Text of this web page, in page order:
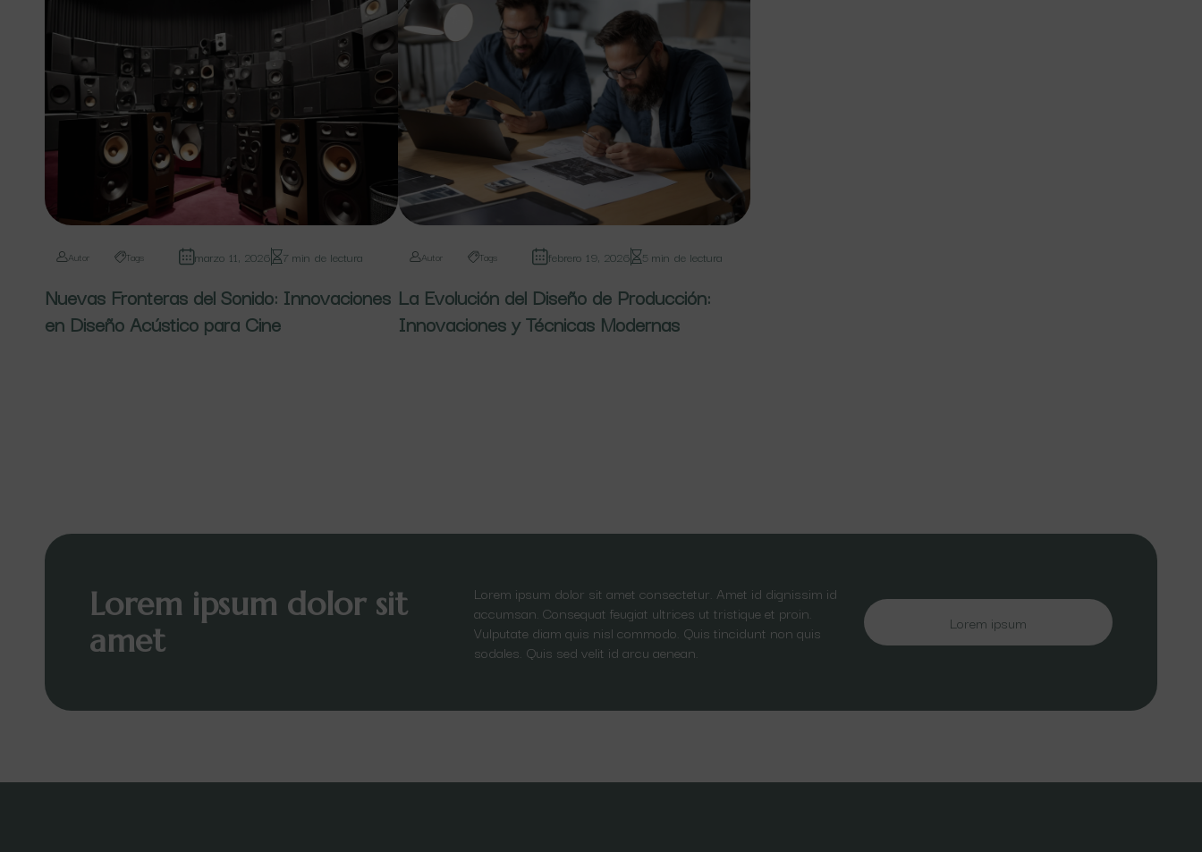
Autor Tags marzo 11, 2026 7 min de lectura
Nuevas Fronteras del Sonido: Innovaciones
en Diseño Acústico para Cine
Autor Tags febrero 19, 2026 5 min de lectura
La Evolución del Diseño de Producción:
Innovaciones y Técnicas Modernas
Lorem ipsum dolor sit
amet
Lorem ipsum dolor sit amet consectetur. Amet id dignissim id
accumsan. Consequat feugiat ultrices ut tristique et proin.
Vulputate diam quis nisl commodo. Quis tincidunt non quis
sodales. Quis sed velit id arcu aenean.
Lorem ipsum